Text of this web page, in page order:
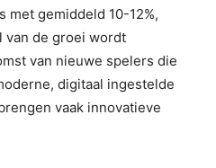
gemiddeld 10-12%,
van de groei wordt
van nieuwe spelers die
digitaal ingestelde
vaak innovatieve